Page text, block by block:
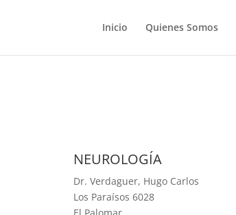
Inicio Quienes Somos
NEUROLOGÍA
Dr. Verdaguer, Hugo Carlos
Los Paraísos 6028
El Palomar